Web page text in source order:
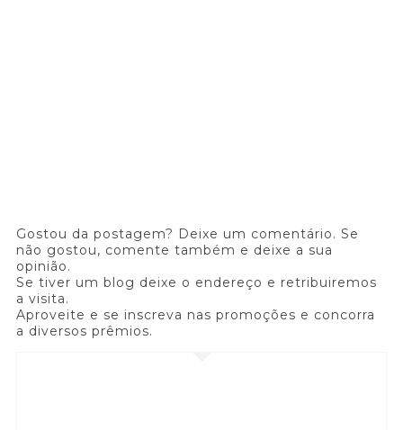
Gostou da postagem? Deixe um comentário. Se
não gostou, comente também e deixe a sua
opinião.
Se tiver um blog deixe o endereço e retribuiremos
a visita.
Aproveite e se inscreva nas promoções e concorra
a diversos prêmios.